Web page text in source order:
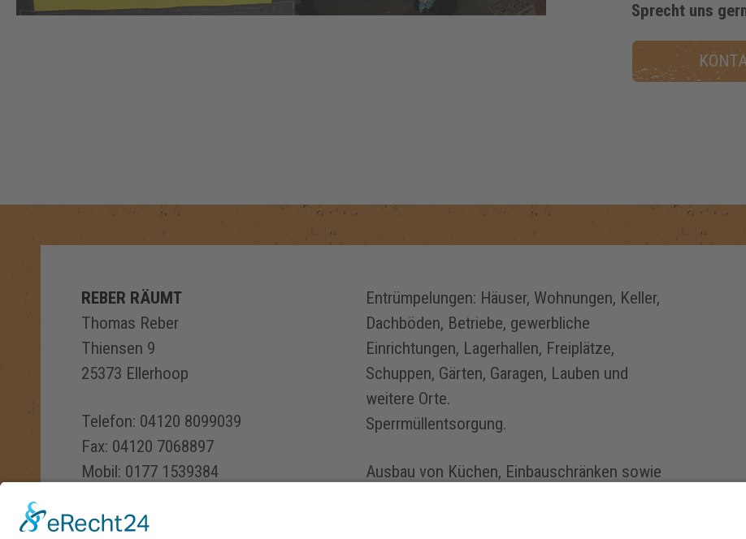
Sprecht uns
REBER RÄUMT
Thomas Reber
Thiensen 9
25373 Ellerhoop
Telefon: 04120 8099039
Fax: 04120 7068897
Mobil: 0177 1539384
E-Mail:kontakt@reber-raeumt.de
Entrümpelungen: Häuser, Wohnungen, Keller,
Dachböden, Betriebe, gewerbliche
Einrichtungen, Lagerhallen, Freiplätze,
Schuppen, Gärten, Garagen, Lauben und
weitere Orte.
Sperrmüllentsorgung.
Ausbau von Küchen, Einbauschränken sowie